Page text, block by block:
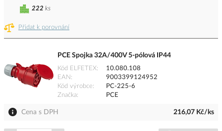
Přidat k porovnání
222 ks
PCE Spojka 32A/400V 5-pólová IP44
Kód ELFETEX
10.080.108
EAN
9003399124952
Kód výrobce
PC-225-6
Značka
PCE
Cena s DPH 216,07 Kč/ks